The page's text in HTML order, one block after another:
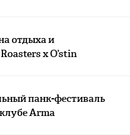
отдыха и
x O’stin
панк-фестиваль
Arma